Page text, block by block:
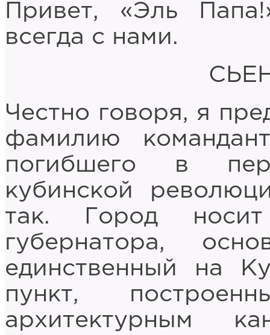
Привет, «Эль
всегда с нами.
Честно говоря, я
фамилию
погибшего в
кубинской
так. Город
губернатора,
единственный на
пункт,
архитектурным